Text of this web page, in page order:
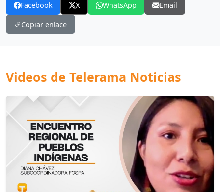
Facebook X WhatsApp Email
Copiar enlace
Videos de Telerama Noticias